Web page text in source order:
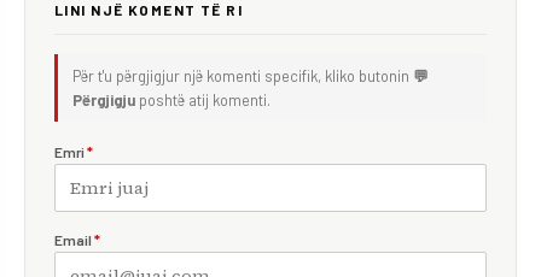
LINI NJË KOMENT TË RI
Për t'u përgjigjur një komenti specifik, kliko butonin 💬
Përgjigju poshtë atij komenti.
Emri *
Email *